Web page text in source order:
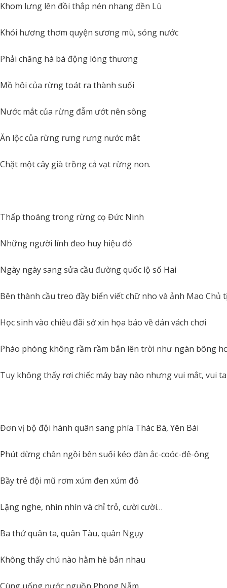
Khom lưng lên đồi thắp nén nhang đền Lù
Khói hương thơm quyện sương mù, sóng nước
Phải chăng hà bá động lòng thương
Mồ hôi của rừng toát ra thành suối
Nước mắt của rừng đẫm ướt nên sông
Ăn lộc của rừng rưng rưng nước mắt
Chặt một cây già trồng cả vạt rừng non.
Thấp thoáng trong rừng cọ Đức Ninh
Những người lính đeo huy hiệu đỏ
Ngày ngày sang sửa cầu đường quốc lộ số Hai
Bên thành cầu treo đầy biển viết chữ nho và ảnh Mao Chủ
Học sinh vào chiêu đãi sở xin họa báo về dán vách chơi
Pháo phòng không rầm rầm bắn lên trời như ngàn bông
Tuy không thấy rơi chiếc máy bay nào nhưng vui mắt, vui
Đơn vị bộ đội hành quân sang phía Thác Bà, Yên Bái
Phút dừng chân ngồi bên suối kéo đàn ắc-coóc-đê-ông
Bầy trẻ đội mũ rơm xúm đen xúm đỏ
Lặng nghe, nhìn nhìn và chỉ trỏ, cười cười…
Ba thứ quân ta, quân Tàu, quân Ngụy
Không thấy chú nào hằm hè bắn nhau